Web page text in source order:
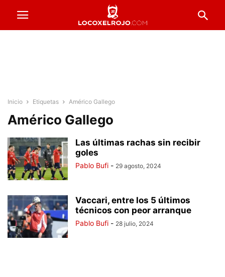
Inicio Etiquetas Américo Gallego
Américo Gallego
Las últimas rachas sin recibir
goles
Pablo Bufi - 29 agosto, 2024
Vaccari, entre los 5 últimos
técnicos con peor arranque
Pablo Bufi - 28 julio, 2024